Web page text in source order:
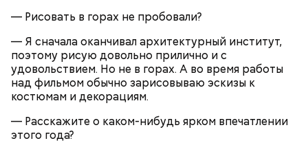
— Рисовать в горах не пробовали?
— Я сначала оканчивал архитектурный институт,
поэтому рисую довольно прилично и с
удовольствием. Но не в горах. А во время работы
над фильмом обычно зарисовываю эскизы к
костюмам и декорациям.
— Расскажите о каком-нибудь ярком впечатлении
этого года?
преданию, мощи святого сохранились нетленными
и источали чудесное миро, от которого исцелилось
множество людей. В 1087 году мощи Николая
Угодника были перенесены в итальянский город
Бар (Бари), где находятся и поныне.
Кабачки в овощном соусе